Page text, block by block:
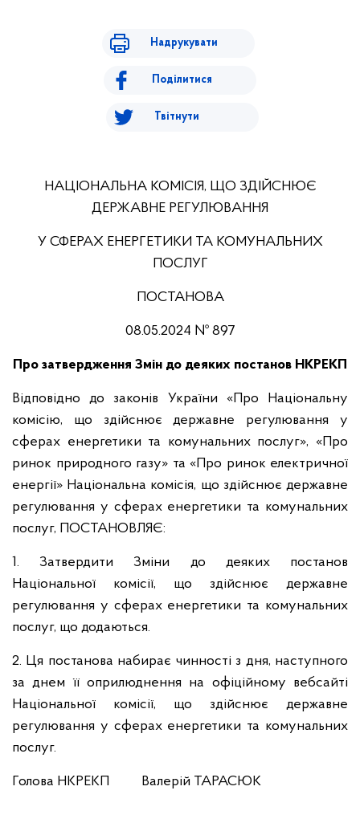
Надрукувати
Поділитися
Твітнути
НАЦІОНАЛЬНА КОМІСІЯ, ЩО ЗДІЙСНЮЄ
ДЕРЖАВНЕ РЕГУЛЮВАННЯ
У СФЕРАХ ЕНЕРГЕТИКИ ТА КОМУНАЛЬНИХ
ПОСЛУГ
ПОСТАНОВА
08.05.2024 № 897
Про затвердження Змін до деяких постанов НКРЕКП
Відповідно до законів України «Про Національну
комісію, що здійснює державне регулювання у
сферах енергетики та комунальних послуг», «Про
ринок природного газу» та «Про ринок електричної
енергії» Національна комісія, що здійснює державне
регулювання у сферах енергетики та комунальних
послуг, ПОСТАНОВЛЯЄ:
1. Затвердити Зміни до деяких постанов
Національної комісії, що здійснює державне
регулювання у сферах енергетики та комунальних
послуг, що додаються.
2. Ця постанова набирає чинності з дня, наступного
за днем її оприлюднення на офіційному вебсайті
Національної комісії, що здійснює державне
регулювання у сферах енергетики та комунальних
послуг.
Голова НКРЕКП Валерій ТАРАСЮК